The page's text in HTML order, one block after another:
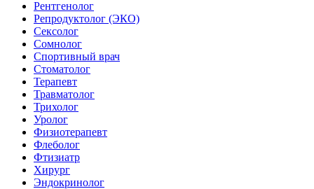
Рентгенолог
Репродуктолог (ЭКО)
Сексолог
Сомнолог
Спортивный врач
Стоматолог
Терапевт
Травматолог
Трихолог
Уролог
Физиотерапевт
Флеболог
Фтизиатр
Хирург
Эндокринолог